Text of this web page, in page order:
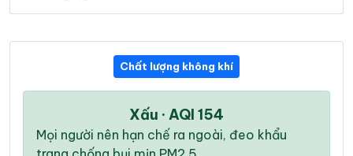
Chất lượng không khí
Xấu · AQI 154
Mọi người nên hạn chế ra ngoài, đeo khẩu